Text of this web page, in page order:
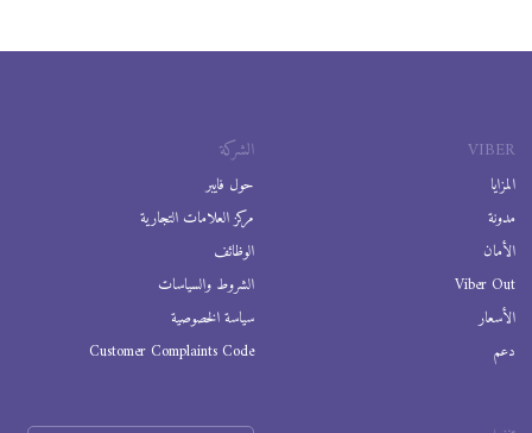
VIBER
المزايا
مدونة
الأمان
Viber Out
الأسعار
دعم
الشركة
حول فايبر
مركز العلامات التجارية
الوظائف
الشروط والسياسات
سياسة الخصوصية
Customer Complaints Code